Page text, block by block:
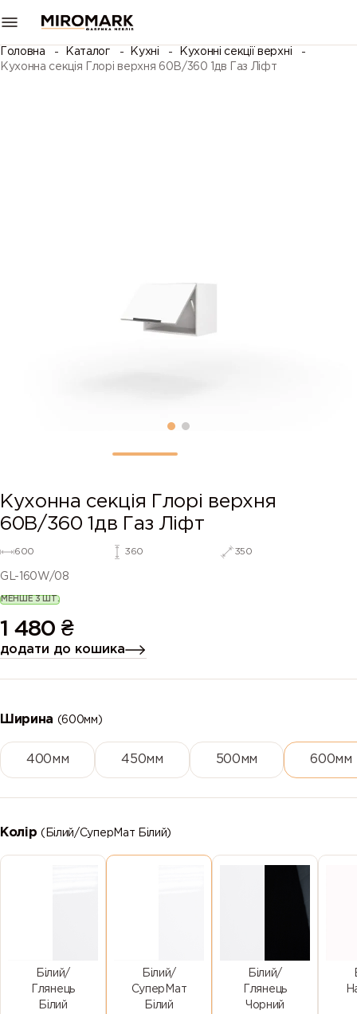
Головна Каталог Кухні
Кухонні секції верхні
Кухонна секція Глорі верхня 60В/360 1дв Газ Ліфт
Кухонна секція Глорі верхня
60В/360 1дв Газ Ліфт
600 360 350
GL-160W/08
МЕНШЕ 3 ШТ.
1 480 ₴
додати до кошика
Ширина (600мм)
400мм 450мм 500мм 600мм
Колір(Білий/СуперМат Білий)
Білий/
Глянець
Білий
Білий/
СуперМат
Білий
Білий/
Глянець
Чорний